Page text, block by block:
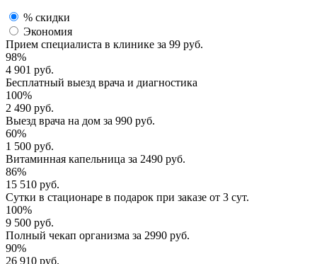
% скидки
Экономия
Прием специалиста в клинике за 99 руб.
98%
4 901 руб.
Бесплатный выезд врача и диагностика
100%
2 490 руб.
Выезд врача на дом за 990 руб.
60%
1 500 руб.
Витаминная капельница за 2490 руб.
86%
15 510 руб.
Сутки в стационаре в подарок при заказе от 3 сут.
100%
9 500 руб.
Полный чекап организма за 2990 руб.
90%
26 910 руб.